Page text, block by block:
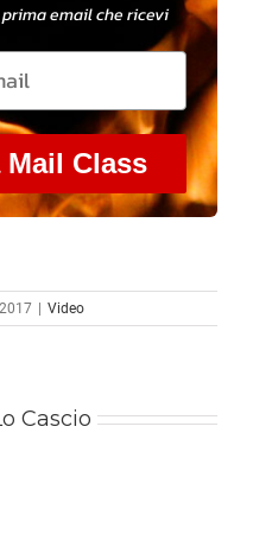
email che ricevi
Class
| Video
Cascio